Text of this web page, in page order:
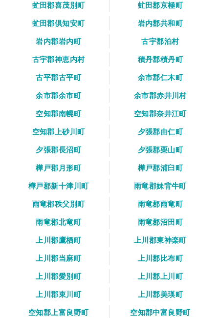
虻田郡喜茂別町
虻田郡京極町
虻田郡倶知安町
岩内郡共和町
岩内郡岩内町
古宇郡泊村
古宇郡神恵内村
積丹郡積丹町
古平郡古平町
余市郡仁木町
余市郡余市町
余市郡赤井川村
空知郡南幌町
空知郡奈井江町
空知郡上砂川町
夕張郡由仁町
夕張郡長沼町
夕張郡栗山町
樺戸郡月形町
樺戸郡浦臼町
樺戸郡新十津川町
雨竜郡妹背牛町
雨竜郡秩父別町
雨竜郡雨竜町
雨竜郡北竜町
雨竜郡沼田町
上川郡鷹栖町
上川郡東神楽町
上川郡当麻町
上川郡比布町
上川郡愛別町
上川郡上川町
上川郡東川町
上川郡美瑛町
空知郡上富良野町
空知郡中富良野町